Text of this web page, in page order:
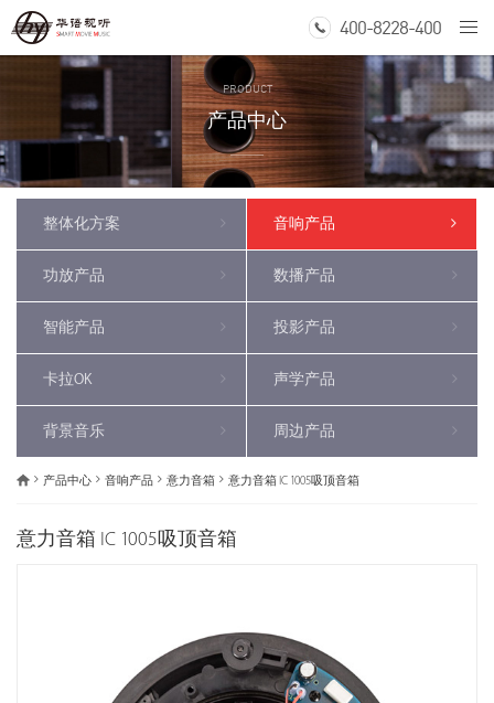
400-8228-400
PRODUCT
产品中心
整体化方案 音响产品
功放产品 数播产品
智能产品 投影产品
卡拉OK 声学产品
背景音乐 周边产品
产品中心 音响产品 意力音箱 意力音箱 IC 1005吸顶音箱
意力音箱 IC 1005吸顶音箱